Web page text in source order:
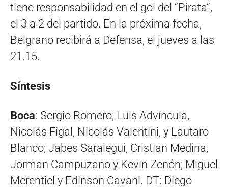
tiene responsabilidad en el gol del “Pirata”,
el 3 a 2 del partido. En la próxima fecha,
Belgrano recibirá a Defensa, el jueves a las
21.15.
Síntesis
Boca: Sergio Romero; Luis Advíncula,
Nicolás Figal, Nicolás Valentini, y Lautaro
Blanco; Jabes Saralegui, Cristian Medina,
Jorman Campuzano y Kevin Zenón; Miguel
Merentiel y Edinson Cavani. DT: Diego